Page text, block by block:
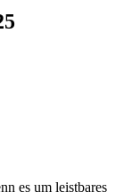
es um leistbares